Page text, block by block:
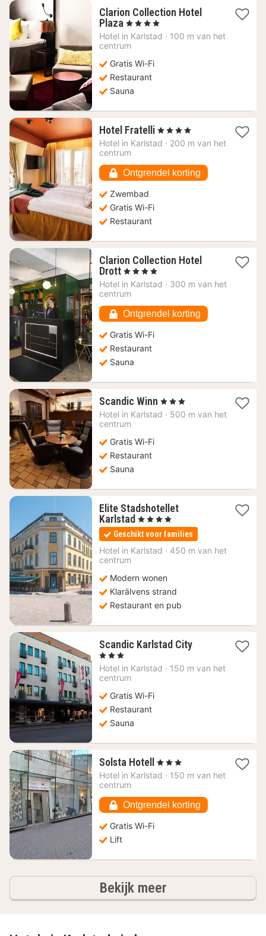
Clarion Collection Hotel
Plaza 1
nacht
vanaf
€
, 4 Sterren
Hotel in Karlstad · 100 m van het
centrum
Gratis Wi-Fi
Restaurant
Sauna
Hotel Fratelli 1
nacht
€
, 4 Sterren
Hotel in Karlstad · 200 m van het
centrum
Ontgrendel korting
Zwembad
Gratis Wi-Fi
Restaurant
Clarion Collection Hotel
Drott 1
nacht
vanaf
€
, 4 Sterren
Hotel in Karlstad · 300 m van het
centrum
Ontgrendel korting
Gratis Wi-Fi
Restaurant
Sauna
Scandic Winn 1
nacht
, 3 Sterren
Hotel in Karlstad · 500 m van het
centrum
Gratis Wi-Fi
Restaurant
Sauna
Elite Stadshotellet
Karlstad 1
nacht
vanaf
99,14
, 4 Sterren
Geschikt voor families
Hotel in Karlstad · 450 m van het
centrum
Modern wonen
Klarälvens strand
Restaurant en pub
Scandic Karlstad City1
vanaf
, 3 Sterren
Hotel in Karlstad · 150 m van het
centrum
Gratis Wi-Fi
Restaurant
Sauna
Solsta Hotell 1
nacht
€
, 3 Sterren
Hotel in Karlstad · 150 m van het
centrum
Ontgrendel korting
Gratis Wi-Fi
Lift
Bekijk meerhotels